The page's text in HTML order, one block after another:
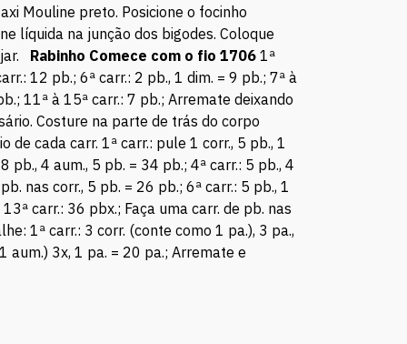
Mouline preto. Posicione o focinho
líquida na junção dos bigodes. Coloque
Rabinho Comece com o fio 1706 1ª
12 pb.; 6ª carr.: 2 pb., 1 dim. = 9 pb.; 7ª à
11ª à 15ª carr.: 7 pb.; Arremate deixando
Costure na parte de trás do corpo
cada carr. 1ª carr.: pule 1 corr., 5 pb., 1
pb., 4 aum., 5 pb. = 34 pb.; 4ª carr.: 5 pb., 4
nas corr., 5 pb. = 26 pb.; 6ª carr.: 5 pb., 1
carr.: 36 pbx.; Faça uma carr. de pb. nas
1ª carr.: 3 corr. (conte como 1 pa.), 3 pa.,
aum.) 3x, 1 pa. = 20 pa.; Arremate e